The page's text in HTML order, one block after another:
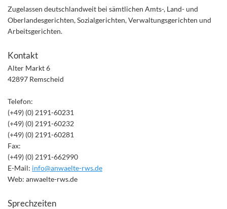
Zugelassen deutschlandweit bei sämtlichen Amts-, Land- und
Oberlandesgerichten, Sozialgerichten, Verwaltungsgerichten und
Arbeitsgerichten.
Kontakt
Alter Markt 6
42897 Remscheid
Telefon:
(+49) (0) 2191-60231
(+49) (0) 2191-60232
(+49) (0) 2191-60281
Fax:
(+49) (0) 2191-662990
E-Mail: info@anwaelte-rws.de
Web: anwaelte-rws.de
Sprechzeiten